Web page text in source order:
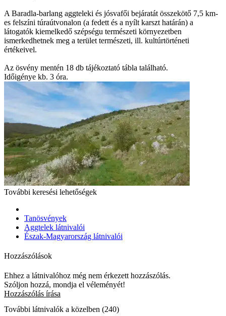
A Baradla-barlang aggteleki és jósvafői bejáratát összekötő 7,5 km-
es felszíni túraútvonalon (a fedett és a nyílt karszt határán) a
látogatók kiemelkedő szépségu természeti környezetben
ismerkedhetnek meg a terület természeti, ill. kultúrtörténeti
értékeivel.
Az ösvény mentén 18 db tájékoztató tábla található.
Időigénye kb. 3 óra.
További keresési lehetőségek
Tanösvények
Aggtelek látnivalói
Észak-Magyarország látnivalói
Hozzászólások
Ehhez a látnivalóhoz még nem érkezett hozzászólás.
Szóljon hozzá, mondja el véleményét!
Hozzászólás írása
További látnivalók a közelben (240)